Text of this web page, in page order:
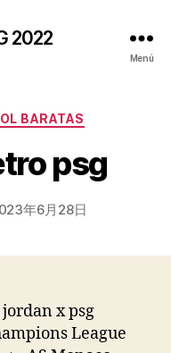
2022
Menú
BARATAS
psg
年6月28日
League